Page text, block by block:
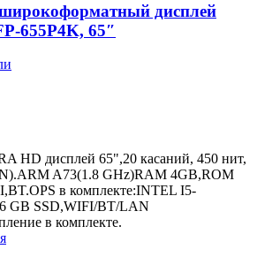
дисплей
655P4K, 65″
HD дисплей 65",20 касаний, 450 нит,
A73(1.8 GHz)RAM 4GB,ROM
в комплекте:INTEL I5-
GB SSD,WIFI/BT/LAN
в комплекте.